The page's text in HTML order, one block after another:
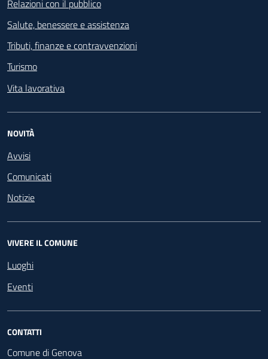
Relazioni con il pubblico
Salute, benessere e assistenza
Tributi, finanze e contravvenzioni
Turismo
Vita lavorativa
NOVITÀ
Avvisi
Comunicati
Notizie
VIVERE IL COMUNE
Luoghi
Eventi
CONTATTI
Comune di Genova